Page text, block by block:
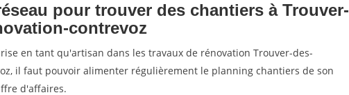
pour trouver des chantiers à Trouver-
contrevoz
en tant qu'artisan dans les travaux de rénovation Trouver-des-
il faut pouvoir alimenter régulièrement le planning chantiers de son
d'affaires.